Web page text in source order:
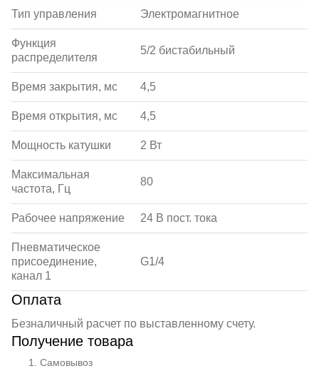
Тип управления Электромагнитное
Функция
распределителя
5/2 бистабильный
Время закрытия, мс 4,5
Время открытия, мс 4,5
Мощность катушки 2 Вт
Максимальная
частота, Гц
80
Рабочее напряжение 24 В пост. тока
Пневматическое
присоединение,
канал 1
G1/4
Оплата
Безналичный расчет по выставленному счету.
Получение товара
Самовывоз